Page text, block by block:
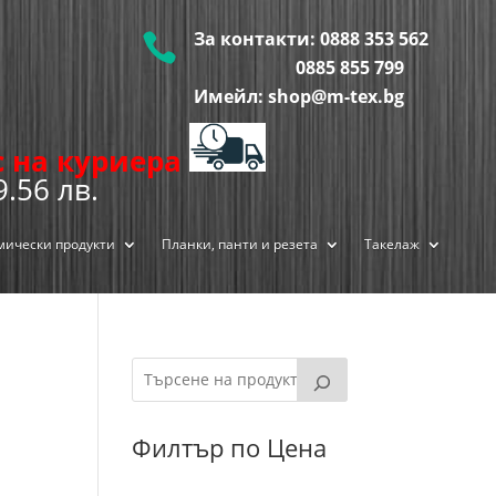
 За контакти:0888 353 562
0885 855799
Имейл: shop@m-tex.bg
на куриера
лв.
продукти Планки, панти и резета Такелаж
Филтър по Цена